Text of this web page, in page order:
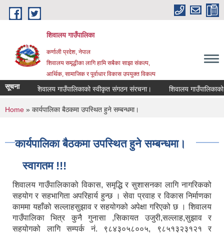
Skip to main content
शिवालय गाउँपालिका
कर्णाली प्रदेश, नेपाल
शिवालय समृद्धीका लागि हामि सबैका साझा संकल्प,
आर्थिक, सामाजिक र पूर्वाधार विकास उपयुक्त विकल्प
सूचनाशिवालय गाउँपालिकाको स्वीकृत संगठन संरचना।
You are here
Home » कार्यपालिका बैठकमा उपस्थित हुने सम्बन्धमा।
कार्यपालिका बैठकमा उपस्थित हुने सम्बन्धमा।
स्वागतम !!!
शिवालय गाउँपालिकाको विकास, समृद्धि र सुशासनका लागि नागरिकको
सहयोग र सहभागिता अपरिहार्य हुन्छ । सेवा प्रवाह र विकास निर्माणका
काममा यहाँको सल्लाहसुझाव र सहयोगको अपेक्षा गरिएको छ । शिवालय
गाउँपालिका भित्र कुनै गुनासा ,सिकायत उजुरी,सल्लाह,सुझाव र
सहयोगको लागि सम्पर्क नं. ९८४३०५८००५, ९८५१३२३१२१ र